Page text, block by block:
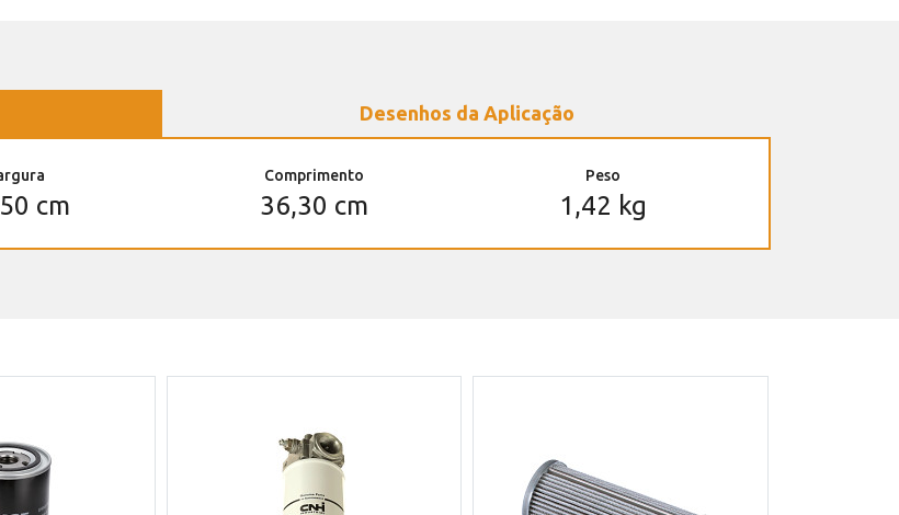
Desenhos da Aplicação
cm
Comprimento
36,30 cm
Peso
1,42 kg